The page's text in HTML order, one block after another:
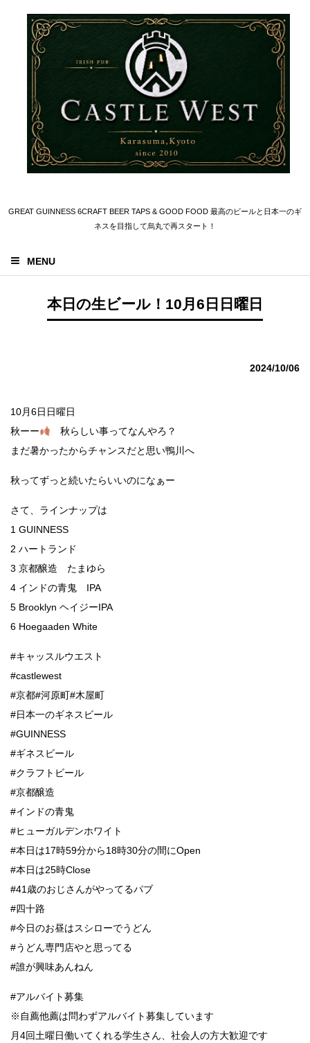
GREAT GUINNESS 6CRAFT BEER TAPS & GOOD FOOD 最高のビールと日本一のギ
ネスを目指して烏丸で再スタート！
MENU
本日の生ビール！10月6日日曜日
2024/10/06
10月6日日曜日
秋ーー
秋らしい事ってなんやろ？
まだ暑かったからチャンスだと思い鴨川へ
秋ってずっと続いたらいいのになぁー
さて、ラインナップは
1 GUINNESS
2 ハートランド
3 京都醸造 たまゆら
4 インドの青鬼 IPA
5 Brooklyn ヘイジーIPA
6 Hoegaaden White
#キャッスルウエスト
#castlewest
#京都#河原町#木屋町
#日本一のギネスビール
#GUINNESS
#ギネスビール
#クラフトビール
#京都醸造
#インドの青鬼
#ヒューガルデンホワイト
#本日は17時59分から18時30分の間にOpen
#本日は25時Close
#41歳のおじさんがやってるパブ
#四十路
#今日のお昼はスシローでうどん
#うどん専門店やと思ってる
#誰が興味あんねん
#アルバイト募集
※自薦他薦は問わずアルバイト募集しています
月4回土曜日働いてくれる学生さん、社会人の方大歓迎です